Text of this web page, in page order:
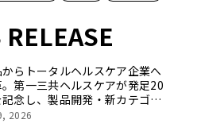
RELEASE
らトータルヘルスケア企業へ
第一三共ヘルスケアが発足20
念し、製品開発・新カテゴリ
台や旧社統合時のエピソード
2026